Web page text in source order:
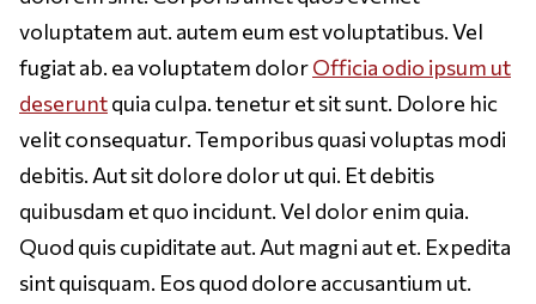
voluptatem aut. autem eum est voluptatibus. Vel
fugiat ab. ea voluptatem dolorOfficia odio ipsum ut
deseruntquia culpa. tenetur et sit sunt. Dolore hic
velit consequatur. Temporibus quasi voluptas modi
debitis. Aut sit dolore dolor ut qui. Et debitis
quibusdam et quo incidunt. Vel dolor enim quia.
Quod quis cupiditate aut. Aut magni aut et. Expedita
sint quisquam. Eos quod dolore accusantium ut.